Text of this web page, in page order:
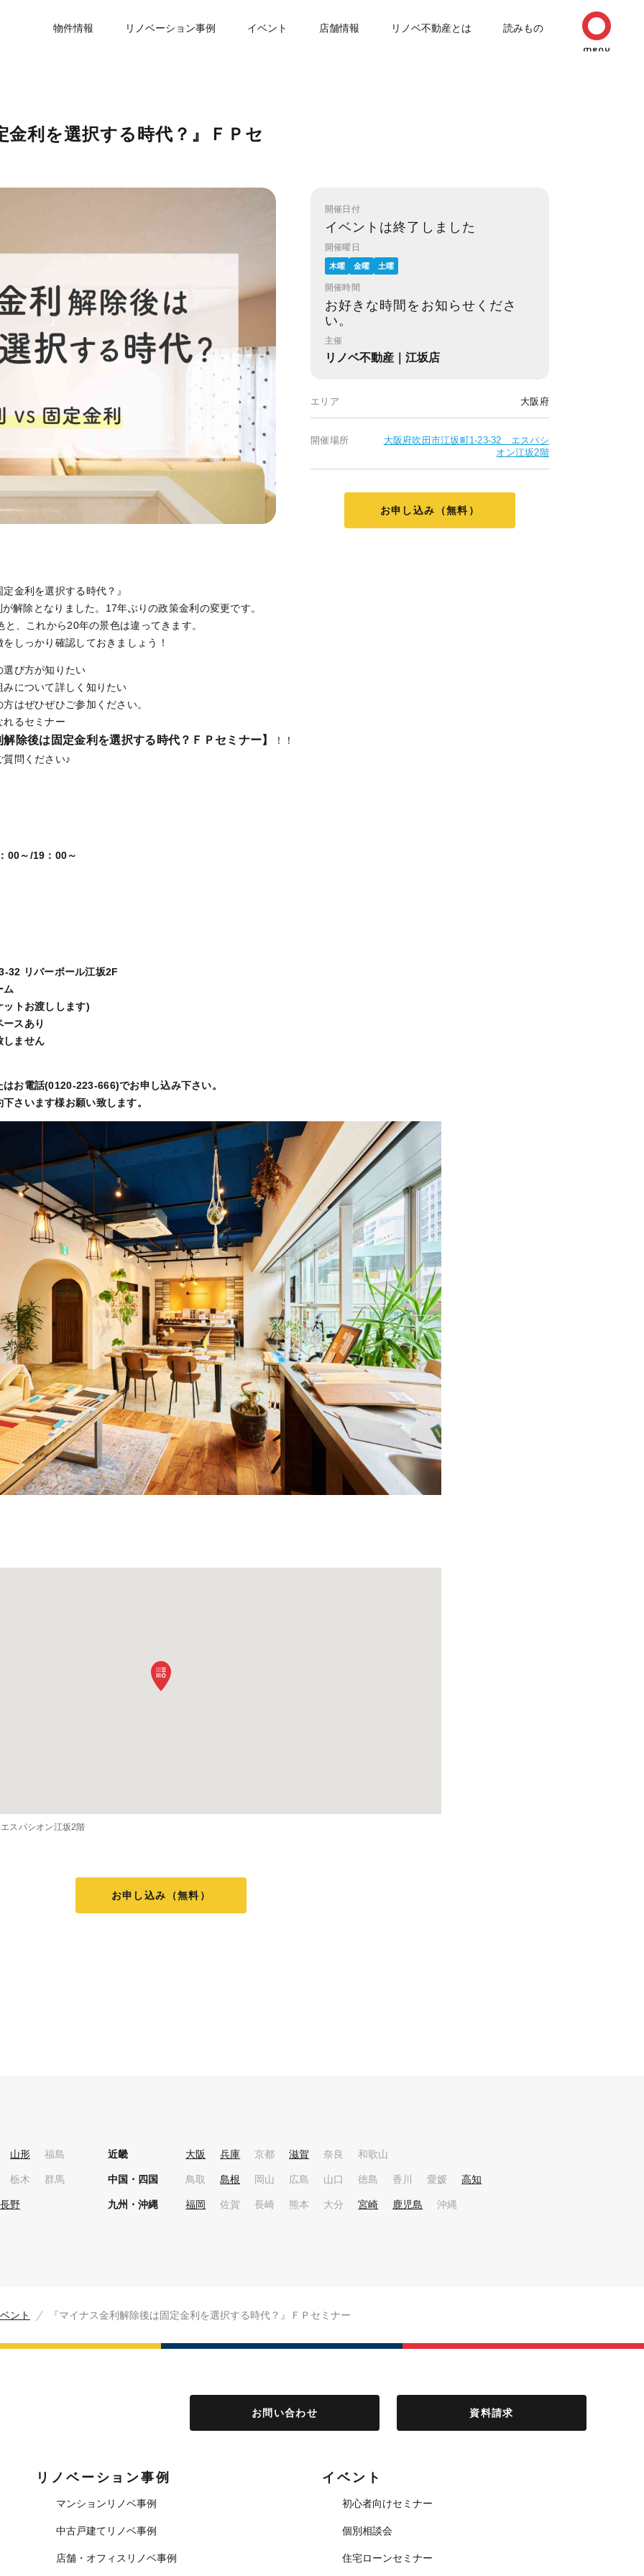
物件情報 リノベーション事例 イベント 店舗情報 リノベ不動産とは 読みもの
利を選択する時代？』ＦＰセ
開催日付
イベントは終了しました
開催曜日
木曜 金曜 土曜
開催時間
お好きな時間をお知らせくださ
い。
主催
リノベ不動産｜江坂店
エリア 大阪府
開催場所
大阪府吹田市江坂町1-23-32 エスパシ
オン江坂2階
お申し込み（無料）
金利を選択する時代？』
解除となりました。17年ぶりの政策金利の変更です。
、これから20年の景色は違ってきます。
しっかり確認しておきましょう！
び方が知りたい
について詳しく知りたい
はぜひぜひご参加ください。
れるセミナー
除後は固定金利を選択する時代？ＦＰセミナー】
！！
問ください♪
00～/19：00～
32 リバーボール江坂2F
ム
トお渡しします)
スあり
ません
はお電話(0120-223-666)でお申し込み下さい。
さいます様お願い致します。
スパシオン江坂2階
お申し込み（無料）
山形 福島
栃木 群馬
長野
近畿 大阪 兵庫 京都 滋賀 奈良 和歌山
中国・四国 鳥取 島根 岡山 広島 山口 徳島 香川 愛媛 高知
九州・沖縄 福岡 佐賀 長崎 熊本 大分 宮崎 鹿児島 沖縄
ント 『マイナス金利解除後は固定金利を選択する時代？』ＦＰセミナー
お問い合わせ 資料請求
リノベーション事例
マンションリノベ事例
中古戸建てリノベ事例
店舗・オフィスリノベ事例
イベント
初心者向けセミナー
個別相談会
住宅ローンセミナー